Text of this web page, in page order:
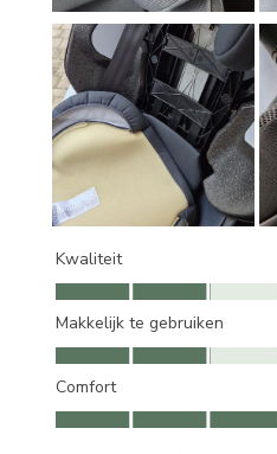
Kwaliteit
Kwaliteit, 2.0 van 5
Makkelijk te gebruiken
Makkelijk te gebruiken, 2.0
Comfort
Comfort, 4.0 van 5